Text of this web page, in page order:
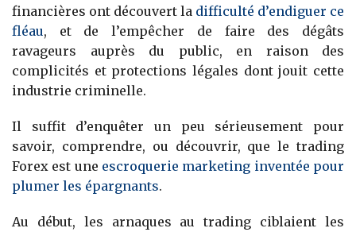
financières ont découvert la difficulté d’endiguer ce
fléau, et de l’empêcher de faire des dégâts
ravageurs auprès du public, en raison des
complicités et protections légales dont jouit cette
industrie criminelle.
Il suffit d’enquêter un peu sérieusement pour
savoir, comprendre, ou découvrir, que le trading
Forex est une escroquerie marketing inventée pour
plumer les épargnants.
Au début, les arnaques au trading ciblaient les